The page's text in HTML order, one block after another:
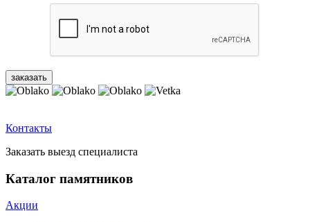
Контакты
Заказать выезд специалиста
Каталог памятников
Акции